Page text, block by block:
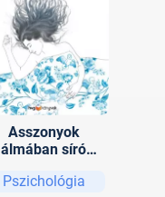
Asszonyok
álmában síró
gyászról
Pszichológia